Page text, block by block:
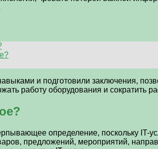
и подготовили заключения,
работу оборудования и сократить
определение, поскольку IT-
предложений, мероприятий,